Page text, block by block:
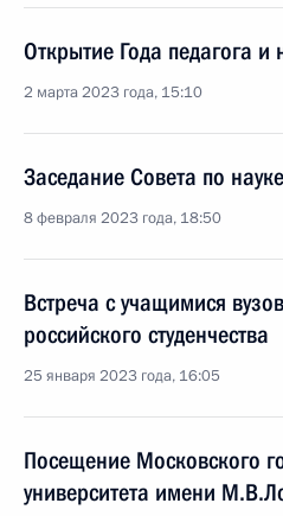
Открытие Года педагога и
2 марта 2023 года, 15:10
Заседание Совета по
8 февраля 2023 года, 18:50
Встреча с учащимися
российского студенчества
25 января 2023 года, 16:05
Посещение Московского
университета имени